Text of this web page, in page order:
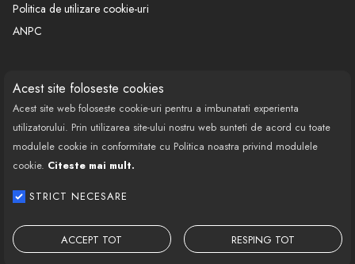
Acest site foloseste cookies
Acest site web foloseste cookie-uri pentru a imbunatati experienta
utilizatorului. Prin utilizarea site-ului nostru web sunteti de acord cu toate
modulele cookie in conformitate cu Politica noastra privind modulele
cookie. Citeste mai mult.
STRICT NECESARE
ACCEPT TOT RESPING TOT
Politica de utilizare cookie-uri
ANPC
CONTACT
Call Center: 0377 100 941
Program de lucru: Luni-Vineri
08:00 - 18:00
Email: contact@bestautovest.ro
SRL CUI: 32372789, Reg.Com.:
J02/1129/2013